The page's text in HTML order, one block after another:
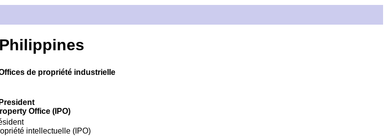
de propriété industrielle
Office (IPO)
intellectuelle (IPO)